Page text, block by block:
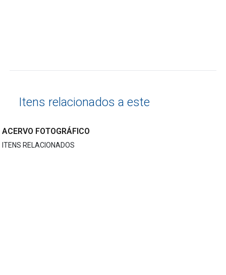
Itens relacionados a este
ACERVO FOTOGRÁFICO
ITENS RELACIONADOS